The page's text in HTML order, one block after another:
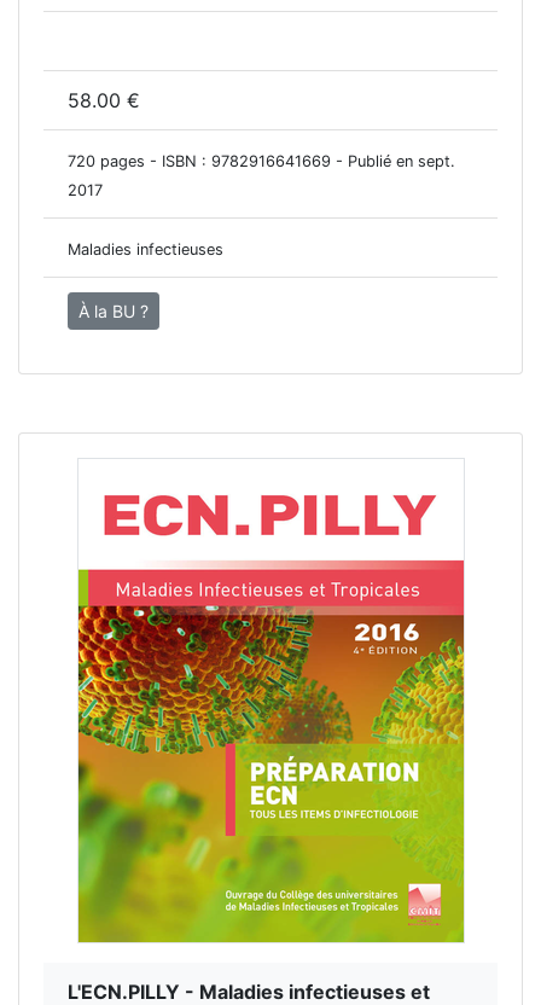
58.00 €
720 pages - ISBN : 9782916641669 - Publié en sept.
2017
Maladies infectieuses
À la BU ?
L'ECN.PILLY - Maladies infectieuses et